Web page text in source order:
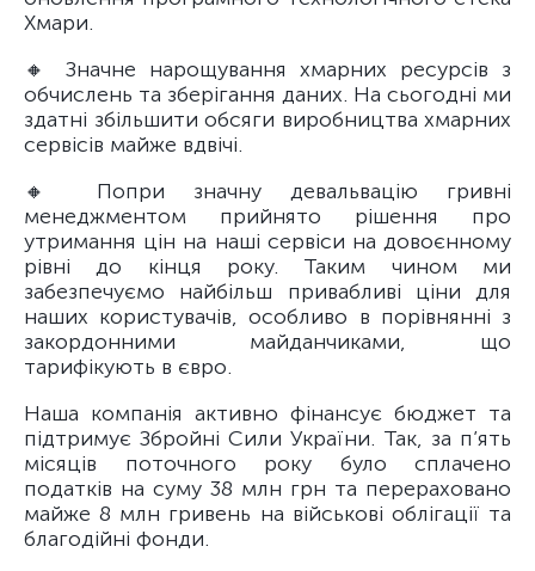
Хмари.
🔸 Значне нарощування хмарних ресурсів з
обчислень та зберігання даних. На сьогодні ми
здатні збільшити обсяги виробництва хмарних
сервісів майже вдвічі.
🔸 Попри значну девальвацію гривні
менеджментом прийнято рішення про
утримання цін на наші сервіси на довоєнному
рівні до кінця року. Таким чином ми
забезпечуємо найбільш привабливі ціни для
наших користувачів, особливо в порівнянні з
закордонними майданчиками, що
тарифікують в євро.
Наша компанія активно фінансує бюджет та
підтримує Збройні Сили України. Так, за п’ять
місяців поточного року було сплачено
податків на суму 38 млн грн та перераховано
майже 8 млн гривень на військові облігації та
благодійні фонди.